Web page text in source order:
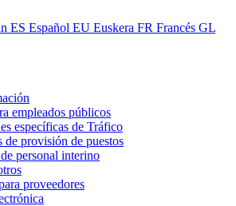
ES Español EU Euskera FR Francés GL
empleados públicos
específicas de Tráfico
de provisión de puestos
personal interino
proveedores